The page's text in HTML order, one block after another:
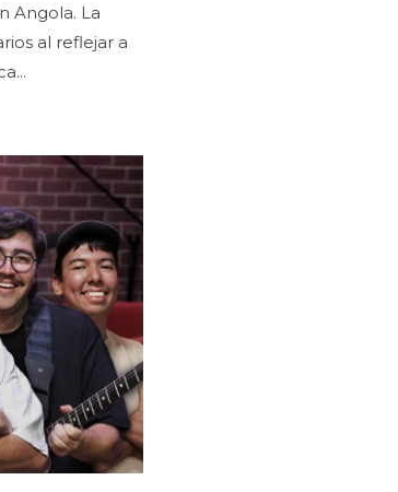
Angola. La
al reflejar a